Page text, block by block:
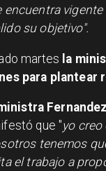
su objetivo".
martes la
para plantear
Fernandez
que "yo
tenemos
el trabajo a